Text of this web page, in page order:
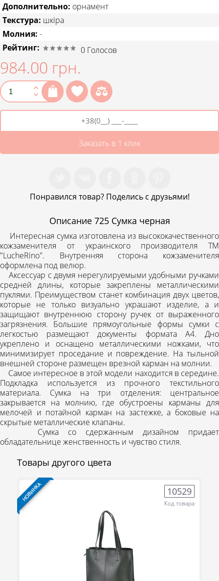
(095) 706-69-33
Дополнительно: орнамент
Текстура: шкіра
Молния: -
Рейтинг:
0 Голосов
984.00 грн.
Заказать в 1 клик
Понравился товар? Поделись с друзьями!
Описание 725 Сумка черная
Интересная сумка изготовлена ​​из высококачественного
кожзаменителя от украинского производителя ТМ
"LucheRino". Внутренняя сторона кожзаменителя
оформлена под велюр.
Аксессуар с двумя нерегулируемыми удобными ручками
средней длины, которые закреплены металлическими
пуклями. Преимуществом станет комбинация двух цветов,
которые не только визуально украшают изделие, а и
защищают внутреннюю сторону ручек от выраженного
загрязнения. Большие прямоугольные формы сумки с
легкостью размещают документы формата А4. Дно
укреплено и оснащено металлическими ножками, что
минимизирует проседание и повреждение. На тыльной
внешней стороне размещен врезной карман на молнии.
Самое интересное в этой модели находится в середине.
Подкладка используется из прочного текстильного
материала. Сумка на три отделения: центральное
закрывается на молнию, где обустроены карманы для
мелочей и потайной карман на застежке, а боковые на
скрытые металлические клапаны.
Сумка со сдержанным дизайном придает
обладательнице женственность и чувство стиля.
Товары другого цвета
НОВИНКА 10529
Код товара